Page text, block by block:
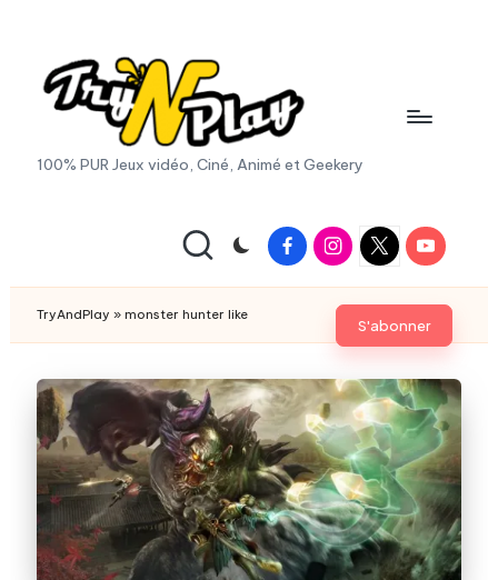
content
T
A
n
P
la
y.
c
o
100% PUR Jeux vidéo, Ciné, Animé et Geekery
FacebookInstagram
X
|
Twitter
Youtube
S'abonner
TryAndPlay » monster hunter like